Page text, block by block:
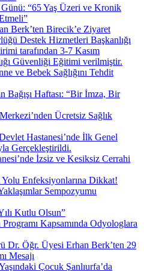
“65 Yaş Üzeri ve Kronik
Berk’ten Birecik’e Ziyaret
Destek Hizmetleri Başkanlığı
tarafından 3-7 Kasım
Güvenliği Eğitimi verilmiştir.
ve Bebek Sağlığını Tehdit
Bağışı Haftası: “Bir İmza, Bir
Ücretsiz Sağlık
Hastanesi’nde İlk Genel
Gerçekleştirildi.
İzsiz ve Kesiksiz Cerrahi
Enfeksiyonlarına Dikkat!
Sempozyumu
Kutlu Olsun”
Kapsamında Odyologlara
Dr. Öğr. Üyesi Erhan Berk’ten 29
Mesajı
Çocuk Şanlıurfa’da